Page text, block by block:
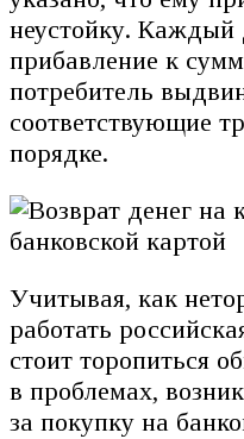
неустойку. Каждый
прибавление к
потребитель
соответствующие
порядке.
Учитывая, как
работать
стоит торопиться
в проблемах,
за покупку на